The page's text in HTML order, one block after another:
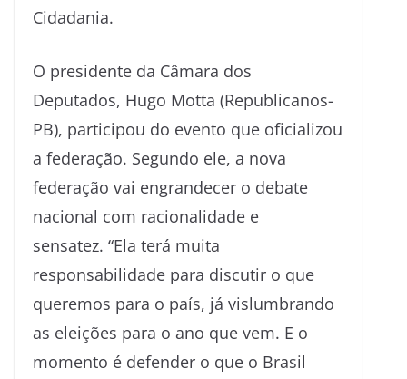
Cidadania.
O presidente da Câmara dos
Deputados, Hugo Motta (Republicanos-
PB), participou do evento que oficializou
a federação. Segundo ele, a nova
federação vai engrandecer o debate
nacional com racionalidade e
sensatez. “Ela terá muita
responsabilidade para discutir o que
queremos para o país, já vislumbrando
as eleições para o ano que vem. E o
momento é defender o que o Brasil